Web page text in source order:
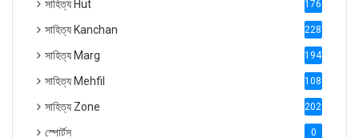
সাহিত্য Hut 1769
সাহিত্য Kanchan 2287
সাহিত্য Marg 1947
সাহিত্য Mehfil 1088
সাহিত্য Zone 2028
স্পোর্টস 0